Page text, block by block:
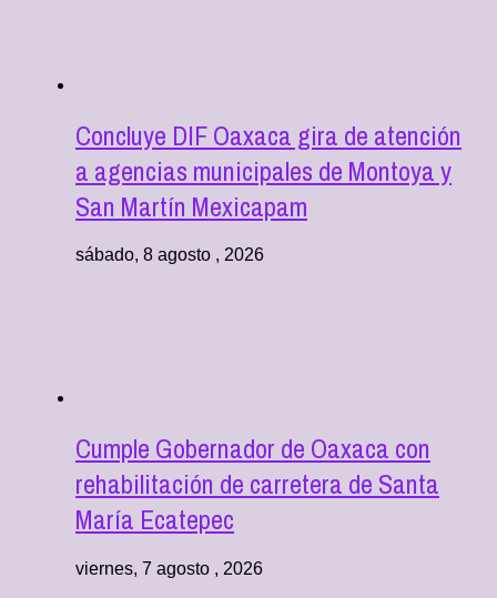
Concluye DIF Oaxaca gira de atención
a agencias municipales de Montoya y
San Martín Mexicapam
sábado, 8 agosto , 2026
Cumple Gobernador de Oaxaca con
rehabilitación de carretera de Santa
María Ecatepec
viernes, 7 agosto , 2026